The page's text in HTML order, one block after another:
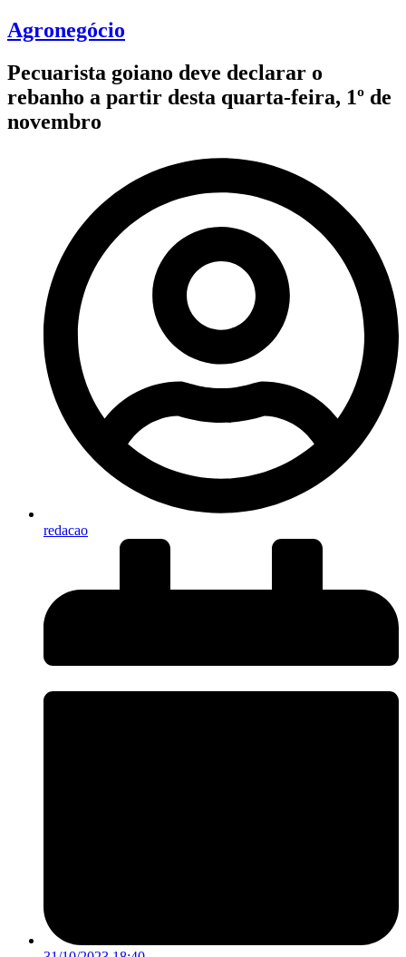
Agronegócio
Pecuarista goiano deve declarar o
rebanho a partir desta quarta-feira, 1º de
novembro
redacao